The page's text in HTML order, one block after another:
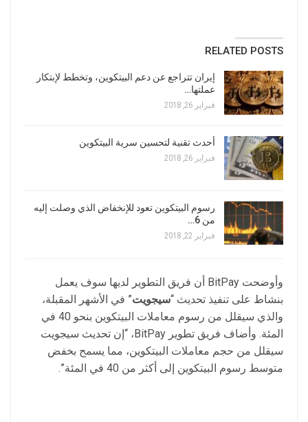
RELATED POSTS
إيران تتراجع عن دعم البيتكوين، وتخطط لإبتكار
عملتها…
فبراير 26, 2018
أحدث تقنية لتحسين سرية البيتكوين
فبراير 26, 2018
رسوم البيتكوين تعود للإنخفاض الذي وصلت إليه
من 6…
فبراير 22, 2018
وأوضحت BitPay أن فريق التطوير لديها سوف يعمل
بنشاط على تنفيذ تحديث “سيجويت” في الأشهر المقبلة،
والذي سيقلل من رسوم معاملات البيتكوين بنحو 40 في
المئة. وأضاف فريق تطوير BitPay، “إن تحديث سيجويت
سيقلل من حجم معاملات البيتكوين، مما يسمح بخفض
متوسط ​رسوم البيتكوين إلى أكثر من 40 في المئة”.